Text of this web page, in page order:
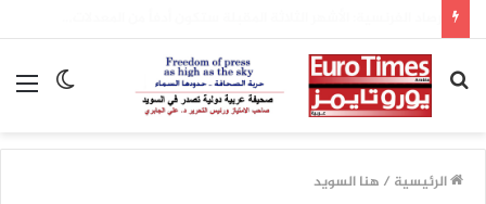
الوضع
بحث
عن
الرئيسية / هنا السويد